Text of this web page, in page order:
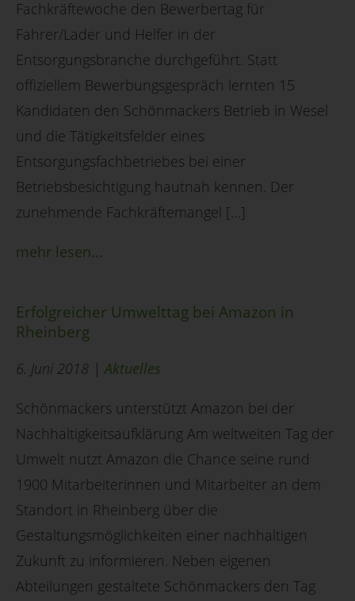
Fachkräftewoche den Bewerbertag für
Fahrer/Lader und Helfer in der
Entsorgungsbranche durchgeführt. Statt
offiziellem Bewerbungsgespräch lernten 15
Kandidaten den Schönmackers Betrieb in Wesel
und die Tätigkeitsfelder eines
Entsorgungsfachbetriebes bei einer
Betriebsbesichtigung hautnah kennen. Der
zunehmende Fachkräftemangel […]
mehr lesen...
Erfolgreicher Umwelttag bei Amazon in
Rheinberg
6. Juni 2018 |Aktuelles
Schönmackers unterstützt Amazon bei der
Nachhaltigkeitsaufklärung Am weltweiten Tag der
Umwelt nutzt Amazon die Chance seine rund
1900 Mitarbeiterinnen und Mitarbeiter an dem
Standort in Rheinberg über die
Gestaltungsmöglichkeiten einer nachhaltigen
Zukunft zu informieren. Neben eigenen
Abteilungen gestaltete Schönmackers den Tag